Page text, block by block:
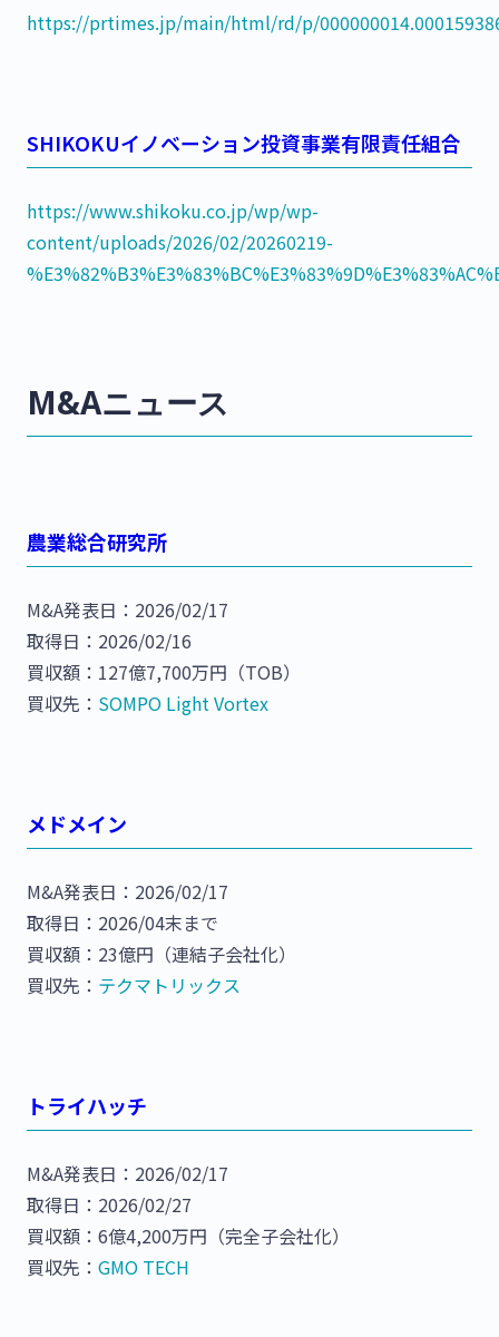
https://prtimes.jp/main/html/rd/p/
SHIKOKUイノベーション投資事業有限責任組合
https://www.shikoku.co.jp/wp/wp-
content/uploads/2026/02/20260219-
M&Aニュース
農業総合研究所
M&A発表日：2026/02/17
取得日：2026/02/16
買収額：127億7,700万円（TOB）
買収先： SOMPO Light Vortex
メドメイン
M&A発表日：2026/02/17
取得日：2026/04末まで
買収額：23億円（連結子会社化）
買収先： テクマトリックス
トライハッチ
M&A発表日：2026/02/17
取得日：2026/02/27
買収額：6億4,200万円（完全子会社化）
買収先： GMO TECH